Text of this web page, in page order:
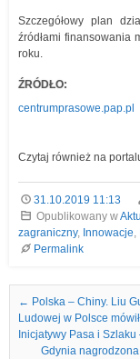
Szczegółowy plan
źródłami finansowania
roku.
ŹRÓDŁO:
centrumprasowe.pap.pl
Czytaj również na
31.10.2019 11:13
Opublikowany w
zagraniczny, Innowacje
Permalink
Nawigacja we wpisach
← Polska – Chiny. Liu
Ludowej w Polsce
Inicjatywy Pasa i
Gdynia